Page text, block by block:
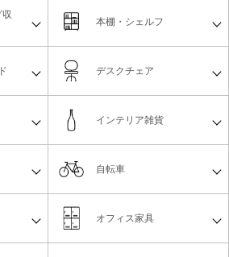
収
本棚・シェルフ
デスクチェア
インテリア雑貨
自転車
オフィス家具